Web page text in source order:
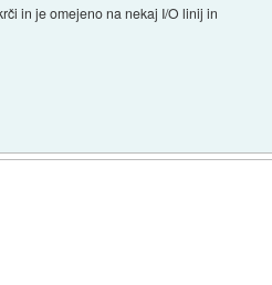
in je omejeno na nekaj I/O linij in